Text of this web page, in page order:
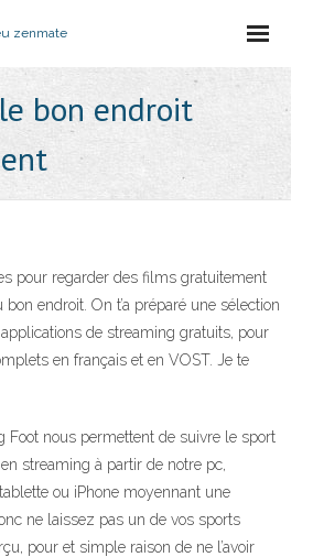
zenmate
bon endroit
pour regarder des films gratuitement
endroit. On t’a préparé une sélection
de streaming gratuits, pour
en français et en VOST. Je te
Foot nous permettent de suivre le sport
streaming à partir de notre pc,
ou iPhone moyennant une
ne laissez pas un de vos sports
pour et simple raison de ne l’avoir